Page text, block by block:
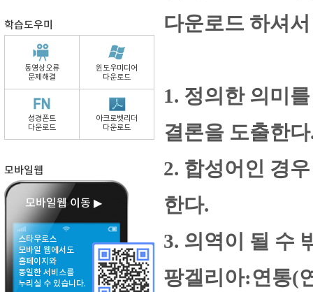
학습도우미
동영상오류
문제해결
윈도우미디어
다운로드
성경폰트
다운로드
아크로벳리더
다운로드
모바일웹
모바일웹 이동 ▶
스타우로스
모바일 웹에서도
홈페이지와
동일한 서비스를
누리실 수 있습니다.
다운로드 하셔
1. 정의한 의미
결론을 도출한
2. 합성어인 경
한다.
3. 의역이 될 수
팡겔리아:연통(